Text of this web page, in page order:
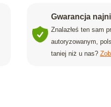
Gwarancja
Znalazłeś ten sam
autoryzowanym,
taniej niż u nas?